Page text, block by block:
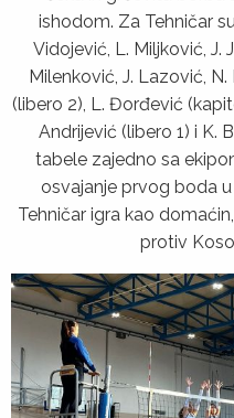
ishodom. Za Tehničar
Vidojević, L. Miljković, J.
Milenković, J. Lazović,
(libero 2), L. Đorđević
Andrijević (libero 1) i K.
tabele zajedno sa
osvajanje prvog boda
Tehničar igra kao
protiv